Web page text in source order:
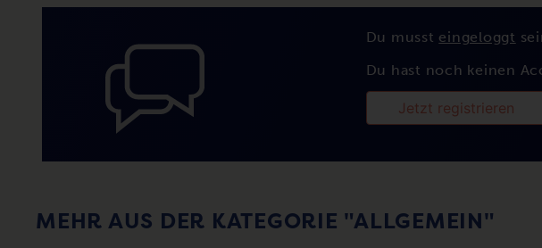
Du musst eingeloggt
Du hast noch keinen
Jetzt registrieren
MEHR AUS DER KATEGORIE "ALLGEMEIN"